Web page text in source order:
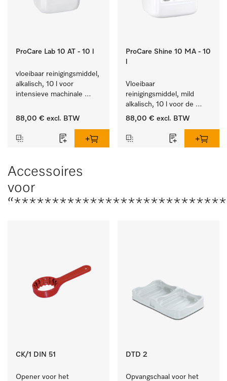
ProCare Lab 10 AT - 10 l
vloeibaar reinigingsmiddel,
alkalisch, 10 l voor
intensieve machinale
laboratoriumglaswerk en -
88,00 € excl. BTW
ProCare Shine 10 MA - 10
Vloeibaar
reinigingsmiddel, mild
alkalisch, 10 l voor de
reiniging van lichte
bestek en glazen.
88,00 € excl. BTW
Accessoires
voor
CK/1 DIN 51
Opener voor het
DTD 2
Opvangschaal voor het